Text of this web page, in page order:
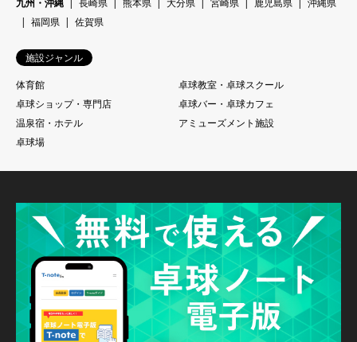
九州・沖縄
長崎県 熊本県 大分県 宮崎県 鹿児島県
沖縄県
福岡県
佐賀県
施設ジャンル
体育館
卓球教室・卓球スクール
卓球ショップ・専門店
卓球バー・卓球カフェ
温泉宿・ホテル
アミューズメント施設
卓球場